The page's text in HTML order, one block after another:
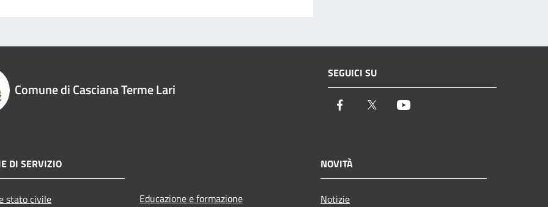
Comune di Casciana Terme Lari
SEGUICI SU
Facebook Twitter
DI SERVIZIO
stato civile
Educazione e formazione
NOVITÀ
Notizie